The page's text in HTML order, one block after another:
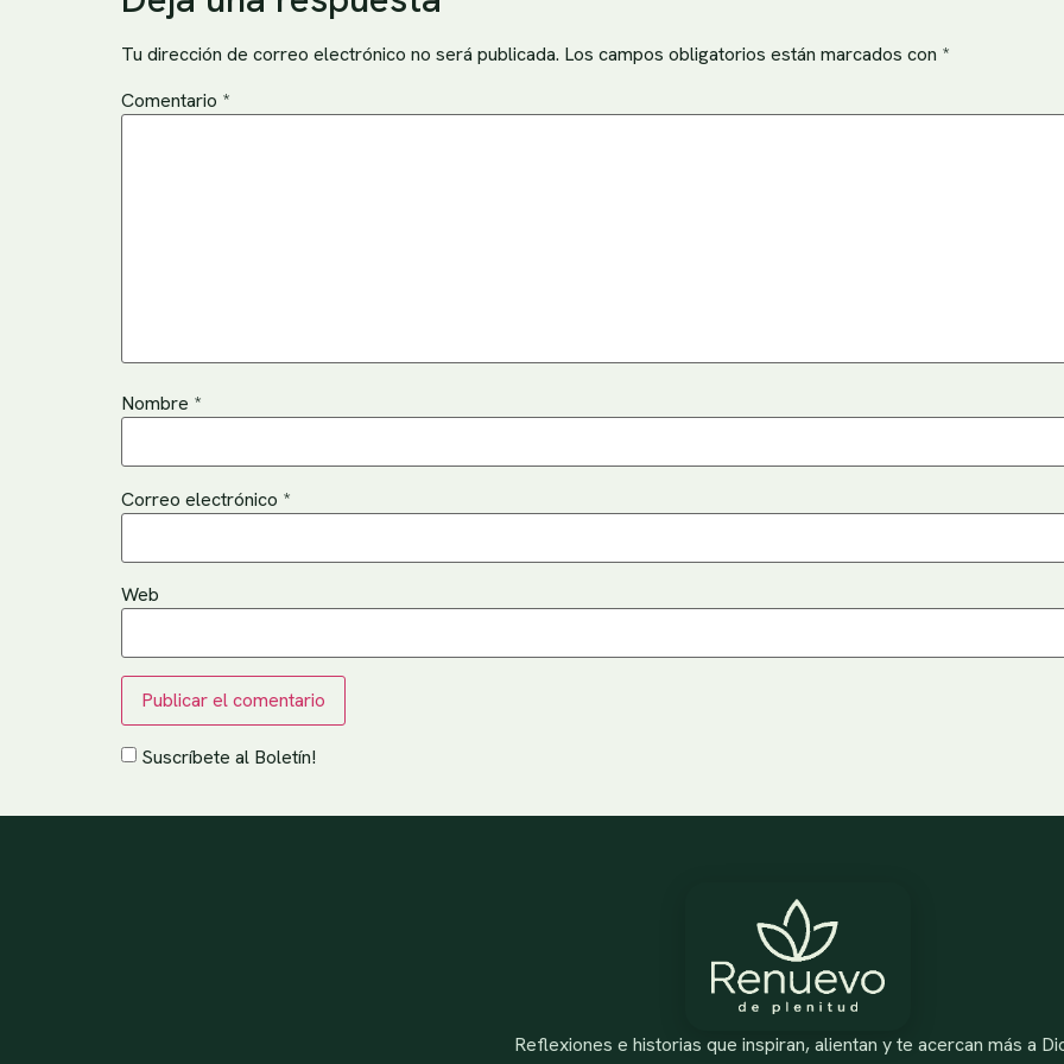
Tu dirección de correo electrónico no será publicada. Los campos obligatorios están marcados con *
Comentario *
Nombre *
Correo electrónico *
Web
Suscríbete al Boletín!
Reflexiones e historias que inspiran, alientan y te acercan más a